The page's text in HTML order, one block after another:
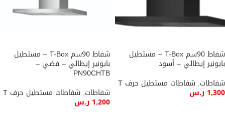
شفاط 90سم T-Box – مستطيل
بايونير إيطالي – أسود
شفاطات, شفاطات مستطيل حرف T
1,300 ر.س
شفاط 90سم T-Box – مستطيل
بايونير إيطالي – فضي –
PN90CHTB
شفاطات, شفاطات مستطيل حرف T
1,200 ر.س